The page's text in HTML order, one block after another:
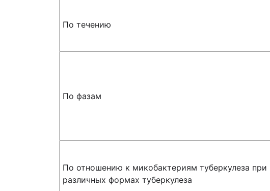
По течению
По фазам
По отношению к микобактериям туберкулеза при
различных формах туберкулеза